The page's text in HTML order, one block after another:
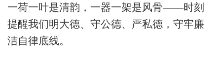
一荷一叶是清韵，一器一架是风骨——时刻
提醒我们明大德、守公德、严私德，守牢廉
洁自律底线。